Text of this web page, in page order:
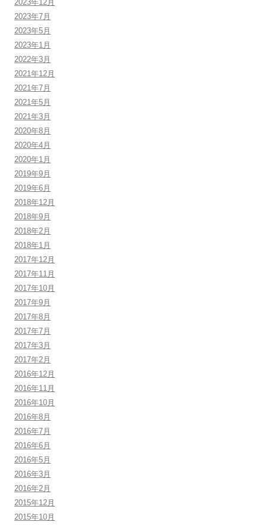
2023年12月
2023年7月
2023年5月
2023年1月
2022年3月
2021年12月
2021年7月
2021年5月
2021年3月
2020年8月
2020年4月
2020年1月
2019年9月
2019年6月
2018年12月
2018年9月
2018年2月
2018年1月
2017年12月
2017年11月
2017年10月
2017年9月
2017年8月
2017年7月
2017年3月
2017年2月
2016年12月
2016年11月
2016年10月
2016年8月
2016年7月
2016年6月
2016年5月
2016年3月
2016年2月
2015年12月
2015年10月